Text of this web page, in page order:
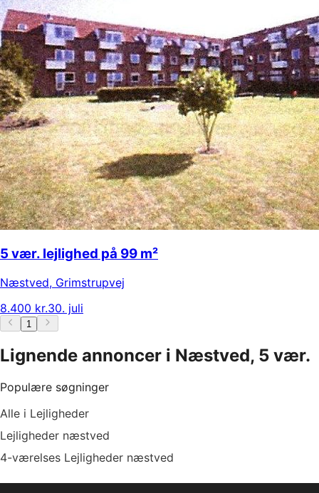
5 vær. lejlighed på 99 m²
Næstved, Grimstrupvej
8.400 kr.30. juli
1
Lignende annoncer i Næstved, 5 vær.
Populære søgninger
Alle i Lejligheder
Lejligheder næstved
4-værelses Lejligheder næstved